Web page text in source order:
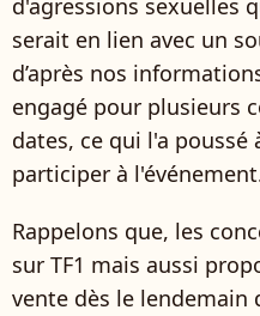
d'agressions sexuelles
serait en lien avec un
d’après nos
engagé pour plusieurs
dates, ce qui l'a
participer à
Rappelons que, les
sur TF1 mais aussi
vente dès le lendemain